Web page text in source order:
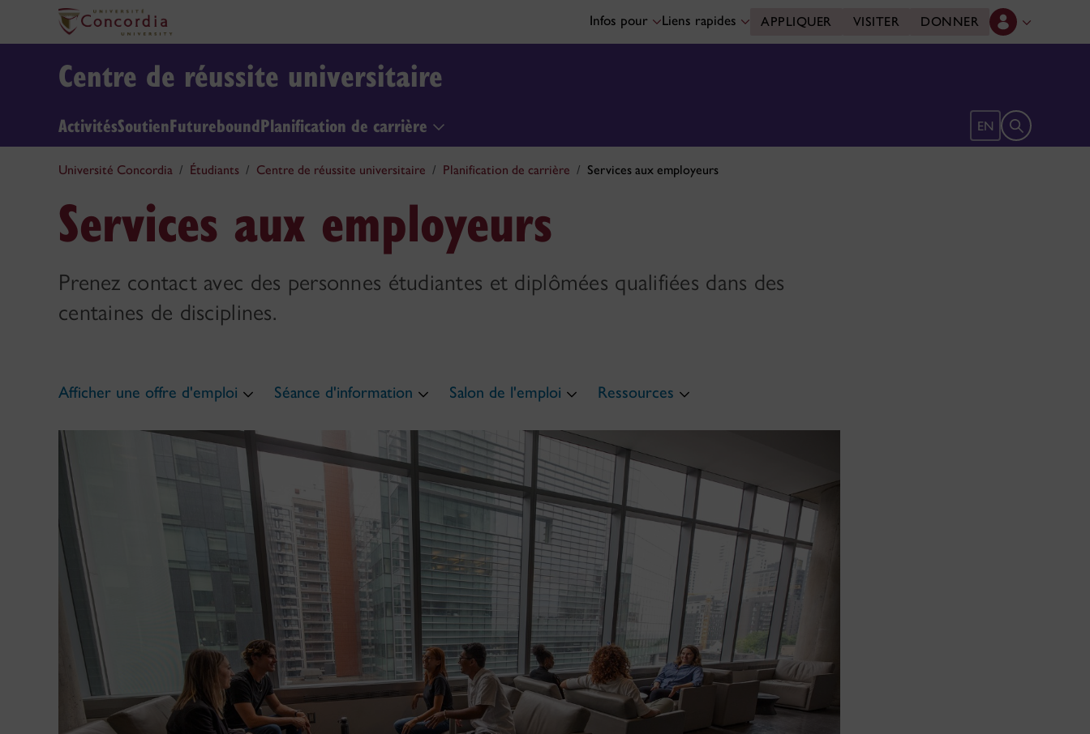
Infos pour Liens rapides APPLIQUER VISITER DONNER
Centre de réussite universitaire
ActivitésSoutienFutureboundPlanification de carrière EN Ouvrir le
Université Concordia Étudiants Centre de réussite universitaire Planification de carrière Services aux employeurs
Services aux employeurs
Prenez contact avec des personnes étudiantes et diplômées qualifiées dans des
centaines de disciplines.
Afficher une offre d'emploi Séance d'information Salon de l'emploi Ressources